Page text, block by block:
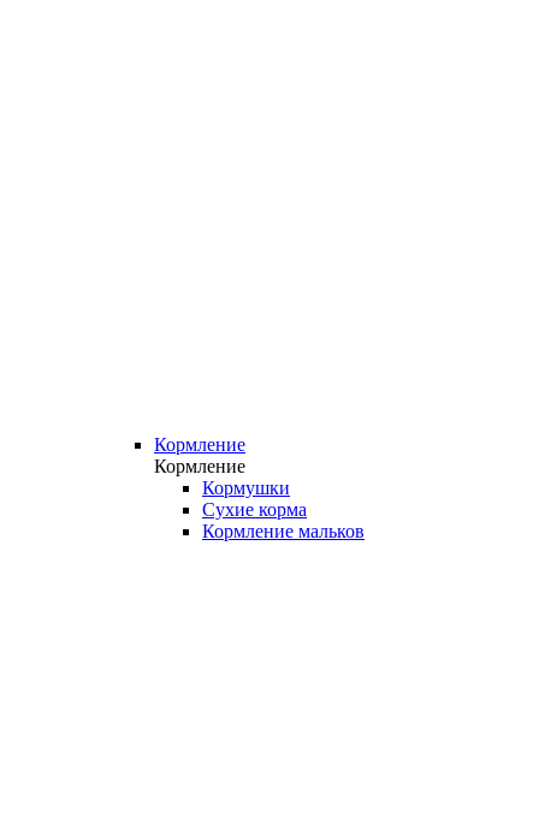
Кормление
Кормление
Кормушки
Сухие корма
Кормление мальков